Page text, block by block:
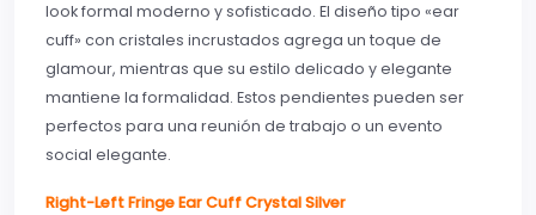
look formal moderno y sofisticado. El diseño tipo «ear
cuff» con cristales incrustados agrega un toque de
glamour, mientras que su estilo delicado y elegante
mantiene la formalidad. Estos pendientes pueden ser
perfectos para una reunión de trabajo o un evento
social elegante.
Right-Left Fringe Ear Cuff Crystal Silver